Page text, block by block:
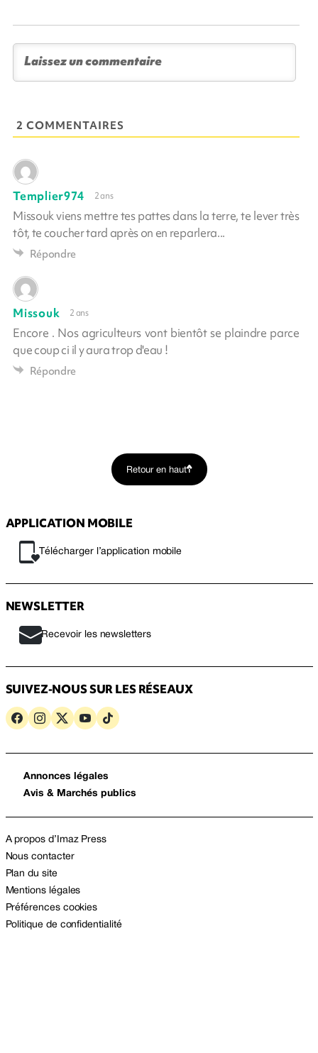
2 COMMENTAIRES
Templier974 2 ans
Missouk viens mettre tes pattes dans la terre, te lever très
tôt, te coucher tard après on en reparlera...
Répondre
Missouk 2 ans
Encore . Nos agriculteurs vont bientôt se plaindre parce
que coup ci il y aura trop d'eau !
Répondre
Retour en haut
APPLICATION MOBILE
Télécharger l’application mobile
NEWSLETTER
Recevoir les newsletters
SUIVEZ-NOUS SUR LES RÉSEAUX
Annonces légales
Avis & Marchés publics
A propos d’Imaz Press
Nous contacter
Plan du site
Mentions légales
Préférences cookies
Politique de confidentialité